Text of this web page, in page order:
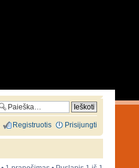
Registruotis Prisijungti